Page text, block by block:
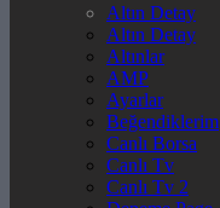
Altın Detay
Altın Detay
Altınlar
AMP
Ayarlar
Beğendiklerim
Canlı Borsa
Canlı Tv
Canlı Tv 2